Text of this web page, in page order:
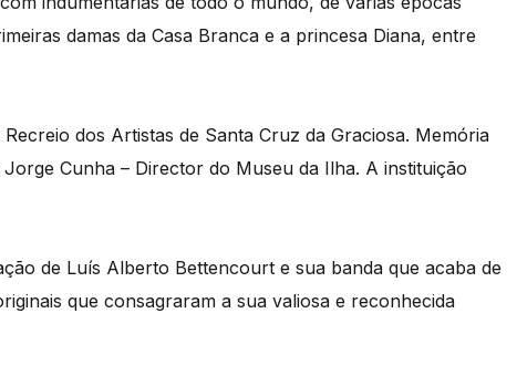
damas da Casa Branca e a princesa Diana, entre
dos Artistas de Santa Cruz da Graciosa. Memória
Cunha – Director do Museu da Ilha. A instituição
de Luís Alberto Bettencourt e sua banda que acaba de
que consagraram a sua valiosa e reconhecida